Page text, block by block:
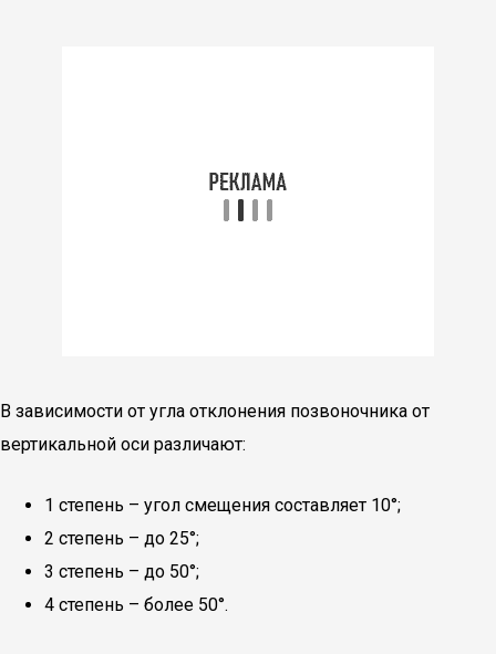
В зависимости от угла отклонения позвоночника от
вертикальной оси различают:
1 степень – угол смещения составляет 10°;
2 степень – до 25°;
3 степень – до 50°;
4 степень – более 50°.